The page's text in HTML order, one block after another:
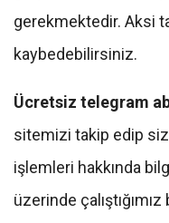
gerekmektedir. Aksi
kaybedebilirsiniz.
Ücretsiz telegram
sitemizi takip edip
işlemleri hakkında
üzerinde